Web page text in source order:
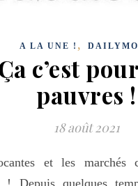
A LA UNE ! ,
c’est
pauvres !
18 août 2021
! Depuis quelques